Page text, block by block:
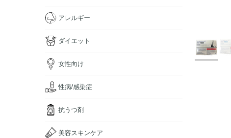
アレルギー
ダイエット
女性向け
性病/感染症
抗うつ剤
美容スキンケア